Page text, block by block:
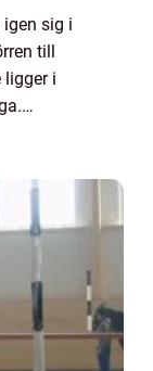
sig i
till
ligger i